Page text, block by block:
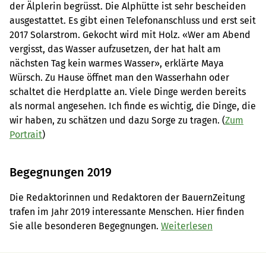
der Älplerin begrüsst. Die Alphütte ist sehr bescheiden
ausgestattet. Es gibt einen Telefonanschluss und erst seit
2017 Solarstrom. Gekocht wird mit Holz. «Wer am Abend
vergisst, das Wasser aufzusetzen, der hat halt am
nächsten Tag kein warmes Wasser», erklärte Maya
Würsch. Zu Hause öffnet man den Wasserhahn oder
schaltet die Herdplatte an. Viele Dinge werden bereits
als normal angesehen. Ich finde es wichtig, die Dinge, die
wir haben, zu schätzen und dazu Sorge zu tragen. (Zum
Portrait)
Begegnungen 2019
Die Redaktorinnen und Redaktoren der BauernZeitung
trafen im Jahr 2019 interessante Menschen. Hier finden
Sie alle besonderen Begegnungen. Weiterlesen